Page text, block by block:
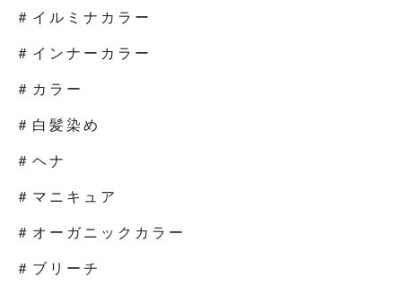
＃イルミナカラー
＃インナーカラー
＃カラー
＃白髪染め
＃ヘナ
＃マニキュア
＃オーガニックカラー
＃ブリーチ